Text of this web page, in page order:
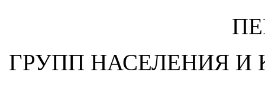
ГРУПП НАСЕЛЕНИЯ И